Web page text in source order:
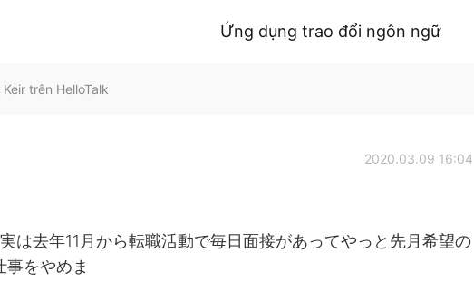
Ứng dụng trao đổi ngôn ngữ
trên HelloTalk
2020.03.09 16:04
は去年11月から転職活動で毎日面接があってやっと先月希望の
をやめま